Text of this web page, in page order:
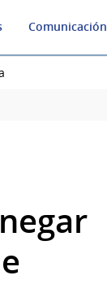
Comunicación